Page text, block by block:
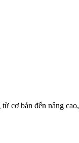
cơ bản đến nâng cao,